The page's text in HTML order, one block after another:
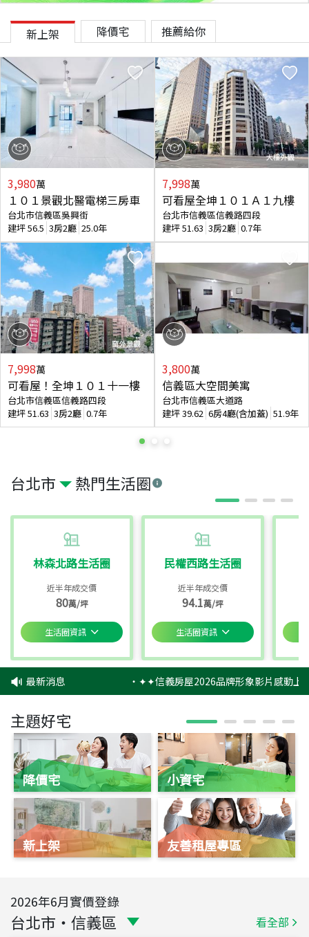
台北市 熱門生活圈
林森北路生活圈
近半年成交價
80萬/坪
生活圈資訊
民權西路生活圈
近半年成交價
94.1萬/坪
生活圈資訊
新上架 降價宅 推薦給你
3,980萬
１０１景觀北醫電梯三房車
台北市信義區吳興街
建坪56.5 3房2廳 25.0年
7,998萬
可看屋！全坤１０１十一樓
台北市信義區信義路四段
建坪51.63 3房2廳 0.7年
7,998萬
可看屋全坤１０１Ａ１九樓
台北市信義區信義路四段
建坪51.63 3房2廳 0.7年
3,800萬
信義區大空間美寓
台北市信義區大道路
建坪39.62 6房4廳(含加蓋) 51.9年
最新消息 ‧✦✦信義房屋2026品牌形象影片感動上
主題好宅
降價宅
新上架
小資宅
友善租屋專區
2026年6月實價登錄
台北市 ・ 信義區 看全部